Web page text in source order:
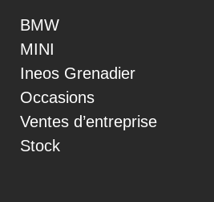
BMW
MINI
Ineos Grenadier
Occasions
Ventes d’entreprise
Stock